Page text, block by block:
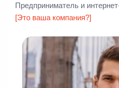
Предприниматель и
[Это ваша компания?]